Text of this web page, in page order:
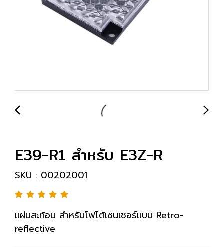
E39-R1 สำหรับ E3Z-R
SKU : 00202001
แผ่นสะท้อน สำหรับโฟโต้เซนเซอร์แบบ Retro-
reflective